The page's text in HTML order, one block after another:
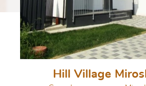
Hill Village